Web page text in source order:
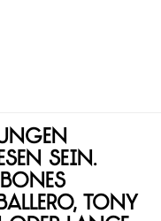
sein.
Tony